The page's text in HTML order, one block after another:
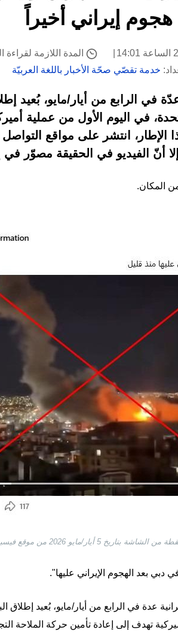
هجوم إيراني أخيراً
المدة اللازمة لقراءة
خدمة تقصّي صحّة الأخبار باللغة العربيّة
في الرابع من أيار/مايو، بُعيد
في اليوم الأول من عملية
انتشر على مواقع
أنّ الفيديو في الحقيقة مصوّر
المكان.
بتاريخ 5 أيار/مايو 2026 من موقع فيسبوك
دبي بعد الهجوم الإيراني عليها".
عدة في الرابع من أيار/مايو، بُعيد إطلاق
تهدف إلى إعادة تأمين حركة الملاحة